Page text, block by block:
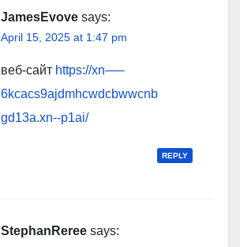
JamesEvove says:
April 15, 2025 at 1:47 pm
веб-сайт https://xn—–
6kcacs9ajdmhcwdcbwwcnb
gd13a.xn--p1ai/
REPLY
StephanReree says: